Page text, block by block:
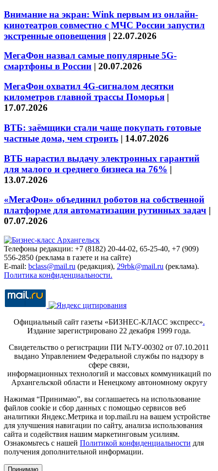
Внимание на экран: Wink первым из онлайн-
кинотеатров совместно с МЧС России запустил
экстренные оповещения | 22.07.2026
МегаФон назвал самые популярные 5G-
смартфоны в России | 20.07.2026
МегаФон охватил 4G-сигналом десятки
километров главной трассы Поморья |
17.07.2026
ВТБ: заёмщики стали чаще покупать готовые
частные дома, чем строить | 14.07.2026
ВТБ нарастил выдачу электронных гарантий
для малого и среднего бизнеса на 76% |
13.07.2026
«МегаФон» объединил роботов на собственной
платформе для автоматизации рутинных задач |
07.07.2026
Телефоны редакции: +7 (8182) 20-44-02, 65-25-40, +7 (909)
556-2850 (реклама в газете и на сайте)
E-mail: bclass@mail.ru (редакция), 29rbk@mail.ru (реклама).
Политика конфиденциальности.
Официальный сайт газеты «БИЗНЕС-КЛАСС экспресс».
Издание зарегистрировано 22 декабря 1999 года.
Свидетельство о регистрации ПИ №ТУ-00302 от 07.10.2011
выдано Управлением Федеральной службы по надзору в
сфере связи,
информационных технологий и массовых коммуникаций по
Архангельской области и Ненецкому автономному округу
Нажимая “Принимаю”, вы соглашаетесь на использование
файлов cookie и сбор данных с помощью сервисов веб
аналитики Яндекс.Метрика и top.mail.ru на вашем устройстве
для улучшения навигации по сайту, анализа использования
сайта и содействия нашим маркетинговым усилиям.
Ознакомьтесь с нашей Политикой конфиденциальности для
получения дополнительной информации.
Принимаю